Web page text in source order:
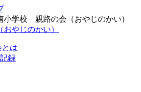
小学校 親路の会（おやじのかい）
とは
録